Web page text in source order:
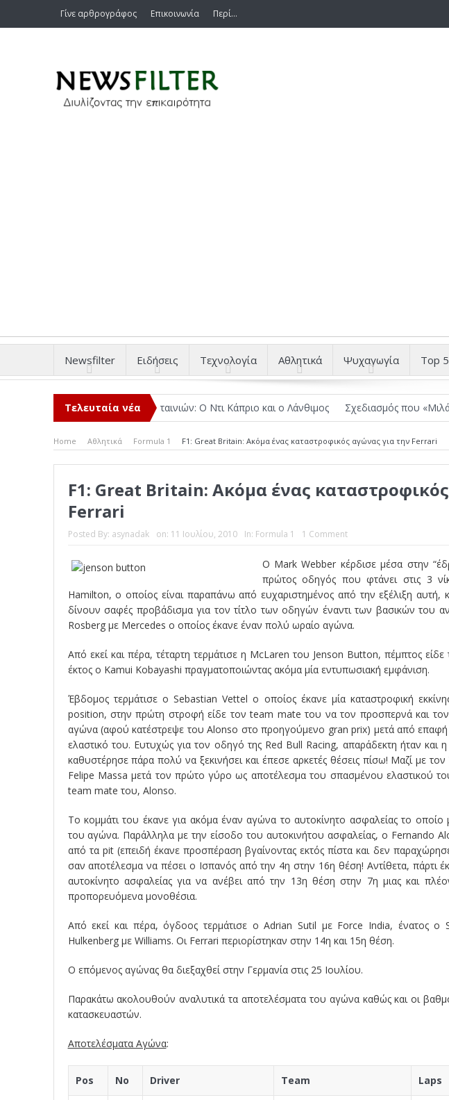
Γίνε αρθρογράφος Επικοινωνία Περί…
Newsfilter Ειδήσεις Τεχνολογία Αθλητικά Ψυχαγωγία Top 5
Τελευταία νέα
Κριτικές ταινιών: Ο Ντι Κάπριο και ο Λάνθιμος Σχεδιασμός που «Μιλάει» Χωρίς
Home Αθλητικά Formula 1 F1: Great Britain: Ακόμα ένας καταστροφικός αγώνας για την Ferrari
F1: Great Britain: Ακόμα ένας
Ferrari
Posted By: asynadak on: 11 Ιουλίου, 2010 In: Formula 1 1 Comment
Ο Mark Webber κέρδισε μέσα στην
πρώτος οδηγός που φτάνει στις 3
Hamilton, ο οποίος είναι παραπάνω από ευχαριστημένος από την εξέλιξη αυτή,
δίνουν σαφές προβάδισμα για τον τίτλο των οδηγών έναντι των βασικών
Rosberg με Mercedes ο οποίος έκανε έναν πολύ ωραίο αγώνα.
Από εκεί και πέρα, τέταρτη τερμάτισε η McLaren του Jenson Button, πέμπτος
έκτος ο Kamui Kobayashi πραγματοποιώντας ακόμα μία εντυπωσιακή εμφάνιση.
Έβδομος τερμάτισε ο Sebastian Vettel ο οποίος έκανε μία καταστροφική
position, στην πρώτη στροφή είδε τον team mate του να τον προσπερνά και
αγώνα (αφού κατέστρεψε του Alonso στο προηγούμενο gran prix) μετά από επαφή
ελαστικό του. Ευτυχώς για τον οδηγό της Red Bull Racing, απαράδεκτη ήταν και
καθυστέρησε πάρα πολύ να ξεκινήσει και έπεσε αρκετές θέσεις πίσω! Μαζί με τον
Felipe Massa μετά τον πρώτο γύρο ως αποτέλεσμα του σπασμένου ελαστικού
team mate του, Alonso.
Το κομμάτι του έκανε για ακόμα έναν αγώνα το αυτοκίνητο ασφαλείας το οποίο
του αγώνα. Παράλληλα με την είσοδο του αυτοκινήτου ασφαλείας, ο Fernando
από τα pit (επειδή έκανε προσπέραση βγαίνοντας εκτός πίστα και δεν
σαν αποτέλεσμα να πέσει ο Ισπανός από την 4η στην 16η θέση! Αντίθετα, πάρτι
αυτοκίνητο ασφαλείας για να ανέβει από την 13η θέση στην 7η μιας και
προπορευόμενα μονοθέσια.
Από εκεί και πέρα, όγδοος τερμάτισε ο Adrian Sutil με Force India, ένατος ο
Hulkenberg με Williams. Οι Ferrari περιορίστηκαν στην 14η και 15η θέση.
Ο επόμενος αγώνας θα διεξαχθεί στην Γερμανία στις 25 Ιουλίου.
Παρακάτω ακολουθούν αναλυτικά τα αποτελέσματα του αγώνα καθώς και οι
κατασκευαστών.
Αποτελέσματα Αγώνα:
Pos No Driver Team Laps